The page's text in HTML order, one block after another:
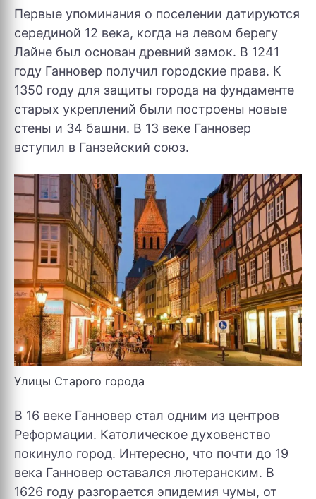
Первые упоминания о поселении датируются
серединой 12 века, когда на левом берегу
Лайне был основан древний замок. В 1241
году Ганновер получил городские права. К
1350 году для защиты города на фундаменте
старых укреплений были построены новые
стены и 34 башни. В 13 веке Ганновер
вступил в Ганзейский союз.
Улицы Старого города
В 16 веке Ганновер стал одним из центров
Реформации. Католическое духовенство
покинуло город. Интересно, что почти до 19
века Ганновер оставался лютеранским. В
1626 году разгорается эпидемия чумы, от